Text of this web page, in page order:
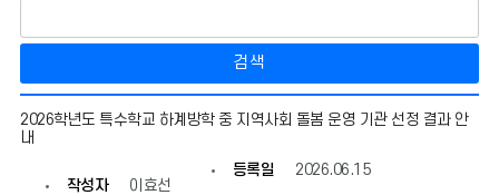
검색
수
교
2026학년도 특수학교 하계방학 중 지역사회 돌봄 운영 기관 선정 결과 안
내
작성자 이효선
등록일 2026.06.15